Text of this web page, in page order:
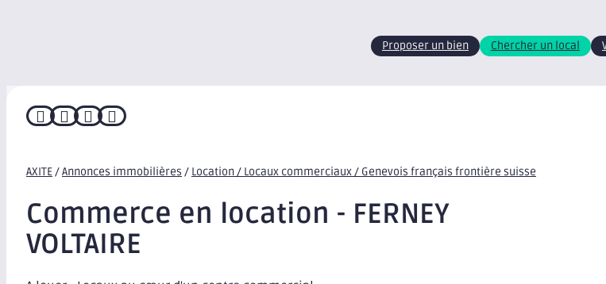
Proposer un bien Chercher un local
   
AXITE/Annonces immobilières / Location / Locaux commerciaux / Genevois français frontière suisse
Commerce en location - FERNEY
VOLTAIRE